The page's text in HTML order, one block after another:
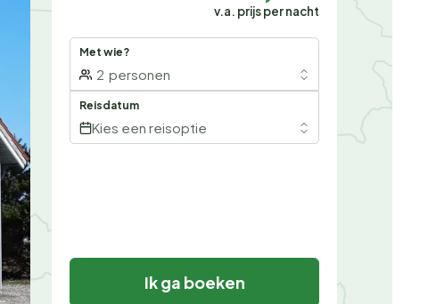
v.a. prijs per nacht
Met wie?
2 personen
Reisdatum
Kies een reisoptie
Ik ga boeken